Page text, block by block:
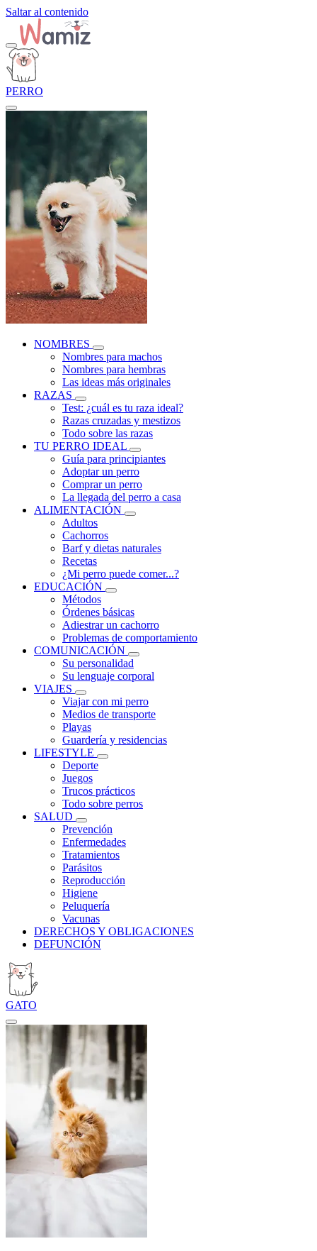
Saltar al contenido
PERRO
NOMBRES
Nombres para machos
Nombres para hembras
Las ideas más originales
RAZAS
Test: ¿cuál es tu raza ideal?
Razas cruzadas y mestizos
Todo sobre las razas
TU PERRO IDEAL
Guía para principiantes
Adoptar un perro
Comprar un perro
La llegada del perro a casa
ALIMENTACIÓN
Adultos
Cachorros
Barf y dietas naturales
Recetas
¿Mi perro puede comer...?
EDUCACIÓN
Métodos
Órdenes básicas
Adiestrar un cachorro
Problemas de comportamiento
COMUNICACIÓN
Su personalidad
Su lenguaje corporal
VIAJES
Viajar con mi perro
Medios de transporte
Playas
Guardería y residencias
LIFESTYLE
Deporte
Juegos
Trucos prácticos
Todo sobre perros
SALUD
Prevención
Enfermedades
Tratamientos
Parásitos
Reproducción
Higiene
Peluquería
Vacunas
DERECHOS Y OBLIGACIONES
DEFUNCIÓN
GATO